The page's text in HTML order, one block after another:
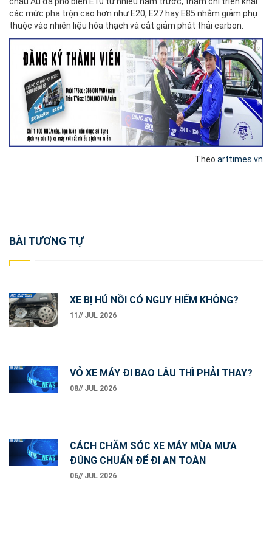
các mức pha trộn cao hơn như E20, E27 hay E85 nhằm giảm phụ
thuộc vào nhiên liệu hóa thạch và cắt giảm phát thải carbon.
Theo arttimes.vn
Post
navigation
BÀI TƯƠNG TỰ
XE BỊ HÚ NỒI CÓ NGUY HIỂM KHÔNG?
11// JUL 2026
VỎ XE MÁY ĐI BAO LÂU THÌ PHẢI THAY?
08// JUL 2026
CÁCH CHĂM SÓC XE MÁY MÙA MƯA
ĐÚNG CHUẨN ĐỂ ĐI AN TOÀN
06// JUL 2026